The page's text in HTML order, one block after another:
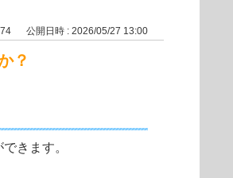
公開日時 : 2026/05/27 13:00
？
きます。